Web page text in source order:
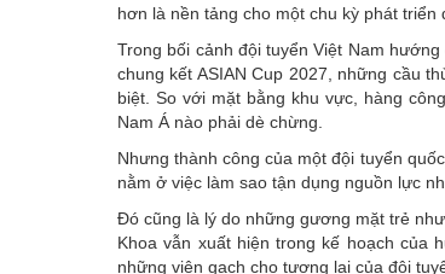
hơn là nền tảng cho một chu kỳ phát triển
Trong bối cảnh đội tuyển Việt Nam
chung kết ASIAN Cup 2027, những cầu
biệt. So với mặt bằng khu vực, hàng
Nam Á nào phải dè chừng.
Nhưng thành công của một đội tuyển
nằm ở việc làm sao tận dụng nguồn lực
Đó cũng là lý do những gương mặt trẻ
Khoa vẫn xuất hiện trong kế hoạch của
những viên gạch cho tương lai của đội